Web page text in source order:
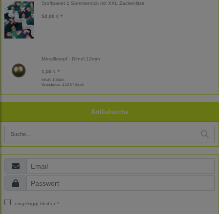
Stoffpaket 1 Sommerrock mit XXL Zackenlitze
52,00 € *
Metallknopf - Dirndl 12mm
1,50 € *
Inhalt: 1 Stück
Grundpreis: 1,50 € / Stück
Artikelsuche
eingeloggt bleiben?